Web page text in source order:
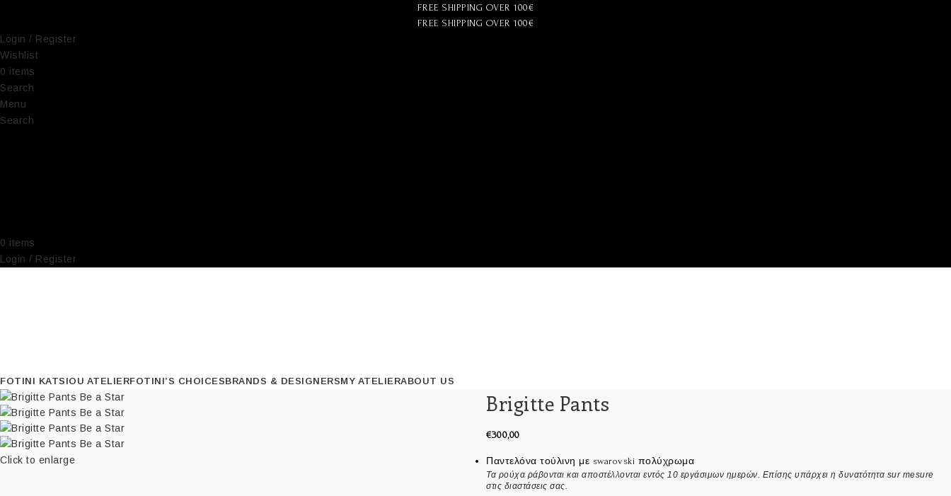
FREE SHIPPING OVER 100€
FREE SHIPPING OVER 100€
Login / Register
Wishlist
0 items
Search
Menu
Search
0 items
Login / Register
FOTINI KATSIOU ATELIERFOTINI’S CHOICESBRANDS & DESIGNERSMY ATELIERABOUT US
Click to enlarge
Brigitte Pants
€300,00
Παντελόνα τούλινη με swarovski πολύχρωμα
Τα ρούχα ράβονται και αποστέλλονται εντός 10 εργάσιμων ημερών. Επίσης υπάρχει η δυνατότητα sur mesure
στις διαστάσεις σας.